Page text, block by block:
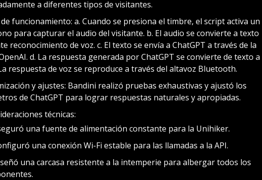
a diferentes tipos de visitantes.
funcionamiento: a. Cuando se presiona el timbre, el script activa un
para capturar el audio del visitante. b. El audio se convierte a texto
reconocimiento de voz. c. El texto se envía a ChatGPT a través de la
d. La respuesta generada por ChatGPT se convierte de texto a
respuesta de voz se reproduce a través del altavoz Bluetooth.
y ajustes: Bandini realizó pruebas exhaustivas y ajustó los
de ChatGPT para lograr respuestas naturales y apropiadas.
técnicas:
una fuente de alimentación constante para la Unihiker.
una conexión Wi-Fi estable para las llamadas a la API.
una carcasa resistente a la intemperie para albergar todos los